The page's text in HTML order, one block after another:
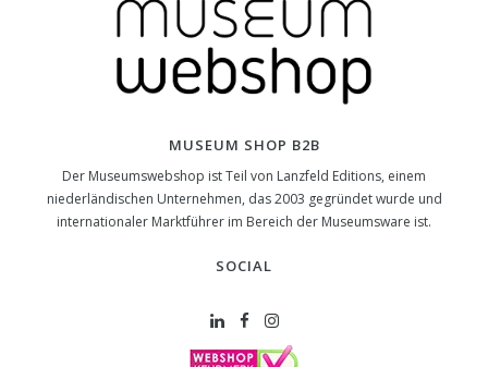
MUSEUM SHOP B2B
Der Museumswebshop ist Teil von Lanzfeld Editions, einem
niederländischen Unternehmen, das 2003 gegründet wurde und
internationaler Marktführer im Bereich der Museumsware ist.
SOCIAL